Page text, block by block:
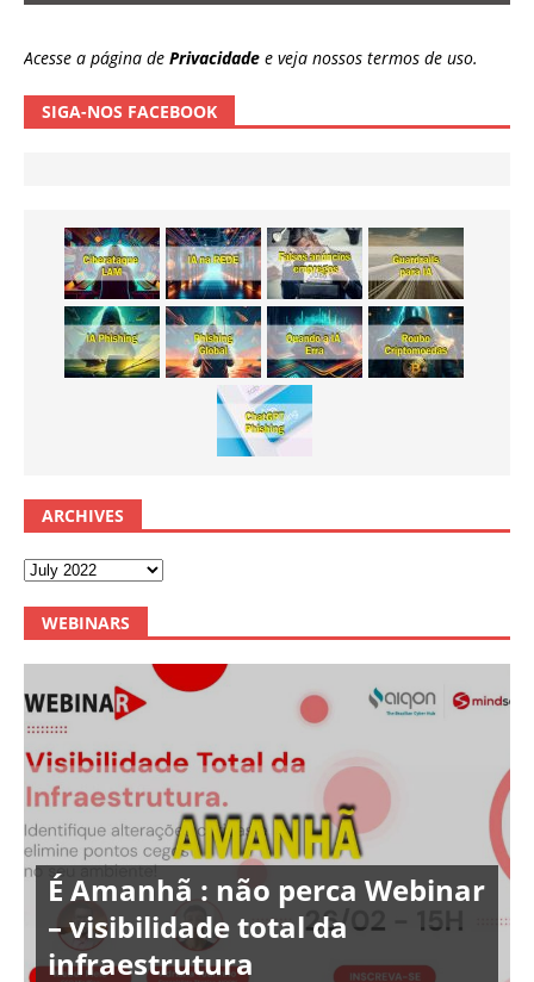
Acesse a página de Privacidade e veja nossos termos de uso.
SIGA-NOS FACEBOOK
ARCHIVES
WEBINARS
É Amanhã : não perca Webinar
– visibilidade total da
infraestrutura